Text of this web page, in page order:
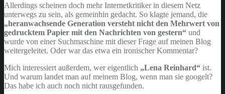
Allerdings scheinen doch mehr Internetkritiker in diesem Netz
unterwegs zu sein, als gemeinhin gedacht. So klagte jemand, die
„heranwachsende Generation versteht nicht den Mehrwert von
gedrucktem Papier mit den Nachrichten von gestern“ und
wurde von einer Suchmaschine mit dieser Frage auf meinen Blog
weitergeleitet. Oder war das etwa ein ironischer Kommentar?
Mich interessiert außerdem, wer eigentlich „Lena Reinhard“ ist.
Und warum landet man auf meinem Blog, wenn man sie googelt?
Das habe ich auch noch nicht rausgefunden.